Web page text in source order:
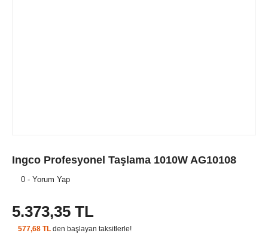
Ingco Profesyonel Taşlama 1010W AG10108
0 - Yorum Yap
5.373,35 TL
577,68 TL den başlayan taksitlerle!